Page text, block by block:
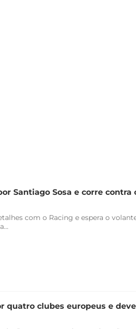
Santiago Sosa e corre
com o Racing e espera o
quatro clubes europeus e